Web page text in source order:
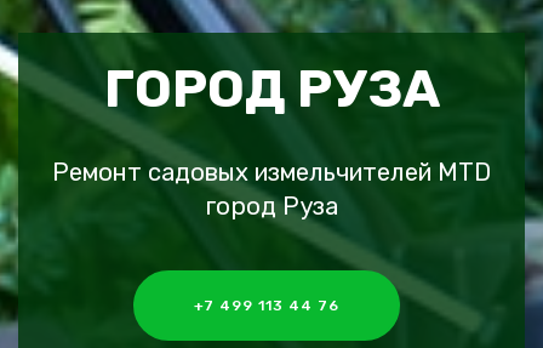
ГОРОД РУЗА
Ремонт садовых измельчителей MTD
город Руза
+7 499 113 44 76